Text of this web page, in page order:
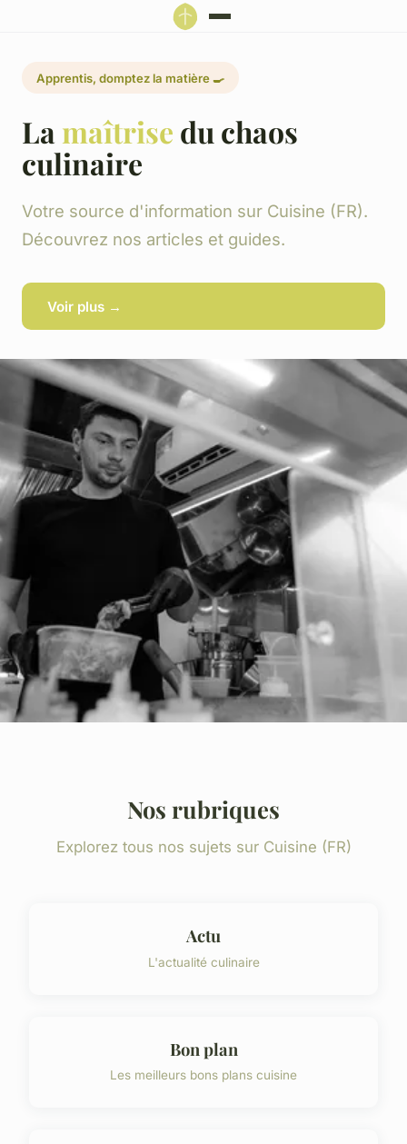
Apprentis, domptez la matière 🍳
Lamaîtrise du chaos
culinaire
Votre source d'information sur Cuisine (FR).
Découvrez nos articles et guides.
Voir plus →
Nos rubriques
Explorez tous nos sujets sur Cuisine (FR)
Actu
L'actualité culinaire
Bon plan
Les meilleurs bons plans cuisine